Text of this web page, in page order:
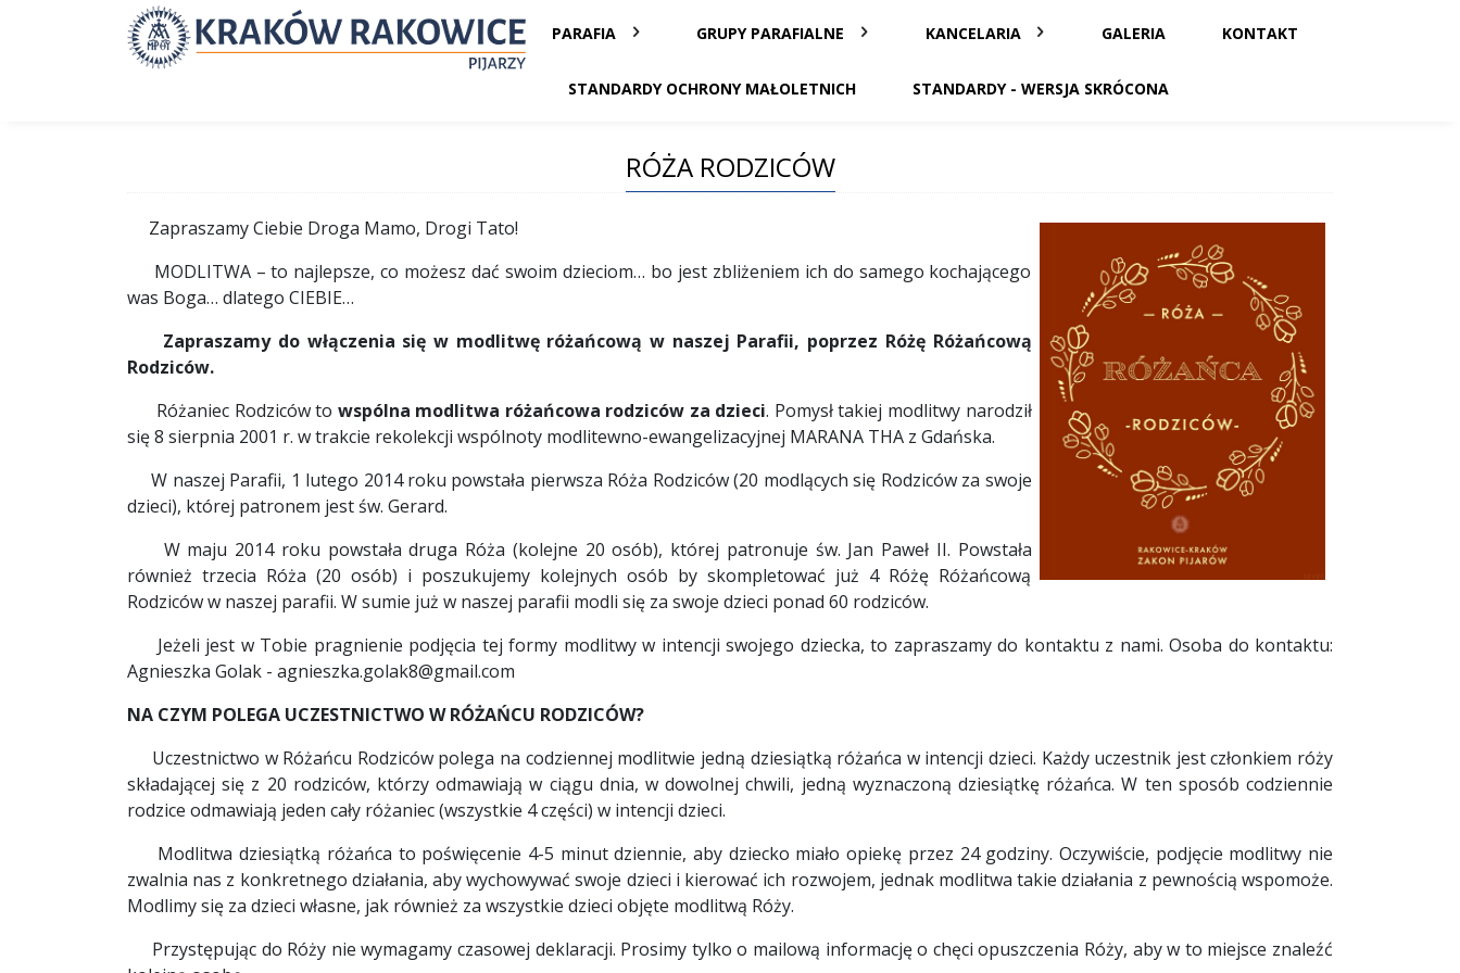
PARAFIA GRUPY PARAFIALNE KANCELARIA GALERIA KONTAKT
STANDARDY OCHRONY MAŁOLETNICH STANDARDY - WERSJA SKRÓCONA
RÓŻA RODZICÓW
Zapraszamy Ciebie Droga Mamo, Drogi Tato!
MODLITWA – to najlepsze, co możesz dać swoim dzieciom… bo jest zbliżeniem ich do samego kochającego
was Boga… dlatego CIEBIE…
Zapraszamy do włączenia się w modlitwę różańcową w naszej Parafii, poprzez Różę Różańcową
Rodziców.
Różaniec Rodziców to wspólna modlitwa różańcowa rodziców za dzieci. Pomysł takiej modlitwy narodził
się 8 sierpnia 2001 r. w trakcie rekolekcji wspólnoty modlitewno-ewangelizacyjnej MARANA THA z Gdańska.
W naszej Parafii, 1 lutego 2014 roku powstała pierwsza Róża Rodziców (20 modlących się Rodziców za swoje
dzieci), której patronem jest św. Gerard.
W maju 2014 roku powstała druga Róża (kolejne 20 osób), której patronuje św. Jan Paweł II. Powstała
również trzecia Róża (20 osób) i poszukujemy kolejnych osób by skompletować już 4 Różę Różańcową
Rodziców w naszej parafii. W sumie już w naszej parafii modli się za swoje dzieci ponad 60 rodziców.
Jeżeli jest w Tobie pragnienie podjęcia tej formy modlitwy w intencji swojego dziecka, to zapraszamy do kontaktu z nami. Osoba do kontaktu:
Agnieszka Golak - agnieszka.golak8@gmail.com
NA CZYM POLEGA UCZESTNICTWO W RÓŻAŃCU RODZICÓW?
Uczestnictwo w Różańcu Rodziców polega na codziennej modlitwie jedną dziesiątką różańca w intencji dzieci. Każdy uczestnik jest członkiem róży
składającej się z 20 rodziców, którzy odmawiają w ciągu dnia, w dowolnej chwili, jedną wyznaczoną dziesiątkę różańca. W ten sposób codziennie
rodzice odmawiają jeden cały różaniec (wszystkie 4 części) w intencji dzieci.
Modlitwa dziesiątką różańca to poświęcenie 4-5 minut dziennie, aby dziecko miało opiekę przez 24 godziny. Oczywiście, podjęcie modlitwy nie
zwalnia nas z konkretnego działania, aby wychowywać swoje dzieci i kierować ich rozwojem, jednak modlitwa takie działania z pewnością wspomoże.
Modlimy się za dzieci własne, jak również za wszystkie dzieci objęte modlitwą Róży.
Przystępując do Róży nie wymagamy czasowej deklaracji. Prosimy tylko o mailową informację o chęci opuszczenia Róży, aby w to miejsce znaleźć